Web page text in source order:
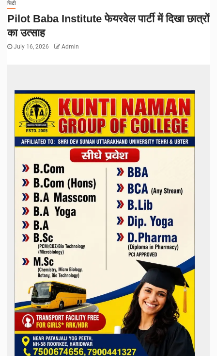
सिटी
Pilot Baba Institute फेयरवेल पार्टी में दिखा छात्रों
का उत्साह
July 16, 2026 Admin